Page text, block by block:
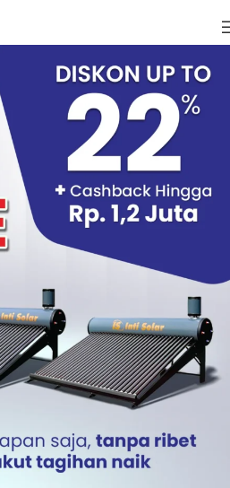
dengan Pemanas Air
Solar
menjadi pilihan banyak orang
hangat yang dilakukannya
alami yaitu matahari. Dengan
untuk berendam atau